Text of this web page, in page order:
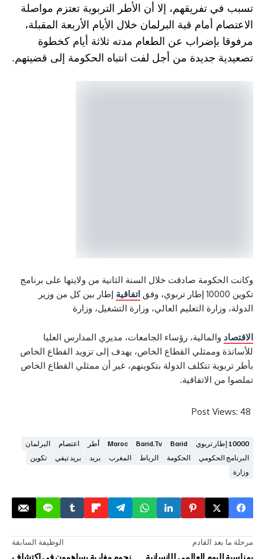
إلا أن الأطر التربوية تعتزم مواصلة
أمام قبة البرلمان خلال الأيام الأربعة المقبلة،
عن الطعام مدته ثلاثة أيام كخطوة
جديدة من أجل لفت انتباه الحكومة إلى قضيتهم.
صادقت خلال السنة الثانية من ولايتها على برنامج
اتفاقية إطار بين كل من وزير
التعليم العالي، وزارة التشغيل، وزارة
رؤساء الجامعات، مديري المدارس العليا
وممثلي القطاع الخاص، يهدف إلى تزويد القطاع الخاص
تتكلف الدولة بتكوينهم، غير أن ممثلي القطاع الخاص
Post
Barid
Barid.tv
Maroc أطر اعتصام
البرلمان
الحكومة الرباط المغرب بريد بريد تيفي تكوين
الوظيفة السابقة
نجوم مغاربة يساهمون في اكتشاف
القادم
العالمي للإنسانية